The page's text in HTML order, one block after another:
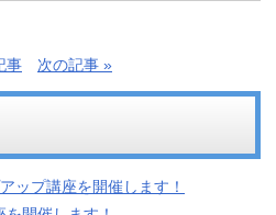
事 次の記事 »
ップ講座を開催します！